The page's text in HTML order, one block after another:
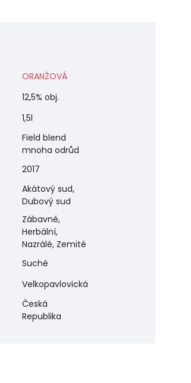
ORANŽOVÁ
12,5% obj.
1,5l
Field blend
mnoha odrůd
2017
Akátový sud,
Dubový sud
Zábavné,
Herbální,
Nazrálé, Zemité
Suché
Velkopavlovická
Česká
Republika